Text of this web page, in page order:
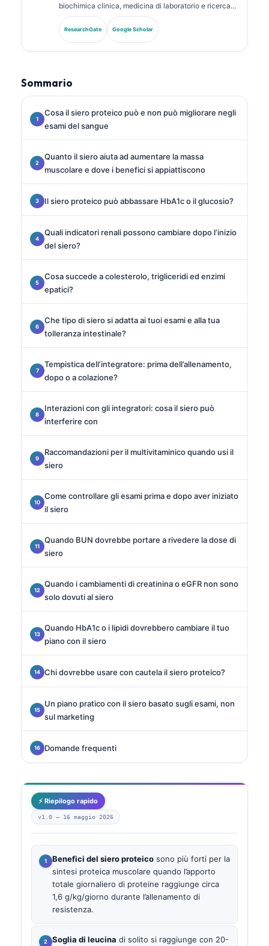
biochimica clinica, medicina di laboratorio e ricerca
sui biomarcatori. Ex Presidente della Società Tedesca
di Chimica Clinica, si specializza nell’analisi dei
pannelli diagnostici, nella standardizzazione dei
ResearchGate Google Scholar
Sommario
Cosa il siero proteico può e non può migliorare negli
esami del sangue
Quanto il siero aiuta ad aumentare la massa
muscolare e dove i benefici si appiattiscono
Il siero proteico può abbassare HbA1c o il glucosio?
Quali indicatori renali possono cambiare dopo l’inizio
del siero?
Cosa succede a colesterolo, trigliceridi ed enzimi
epatici?
Che tipo di siero si adatta ai tuoi esami e alla tua
tolleranza intestinale?
Tempistica dell’integratore: prima dell’allenamento,
dopo o a colazione?
Interazioni con gli integratori: cosa il siero può
interferire con
Raccomandazioni per il multivitaminico quando usi il
siero
Come controllare gli esami prima e dopo aver iniziato
il siero
Quando BUN dovrebbe portare a rivedere la dose di
siero
Quando i cambiamenti di creatinina o eGFR non sono
solo dovuti al siero
Quando HbA1c o i lipidi dovrebbero cambiare il tuo
piano con il siero
Chi dovrebbe usare con cautela il siero proteico?
Un piano pratico con il siero basato sugli esami, non
sul marketing
Domande frequenti
⚡ Riepilogo rapido
v1.0 — 16 maggio 2026
Benefici del siero proteico sono più forti per la
sintesi proteica muscolare quando l’apporto
totale giornaliero di proteine raggiunge circa
1,6 g/kg/giorno durante l’allenamento di
resistenza.
Soglia di leucina di solito si raggiunge con 20-